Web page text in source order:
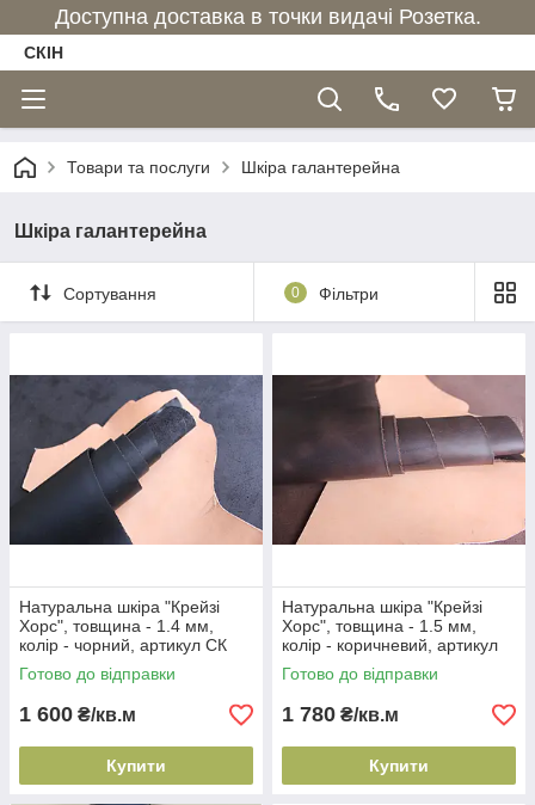
Доступна доставка в точки видачі Розетка.
СКІН
Товари та послуги Шкіра галантерейна
Шкіра галантерейна
Сортування 0 Фільтри
Натуральна шкіра "Крейзі
Хорс", товщина - 1.4 мм,
колір - чорний, артикул СК
1010
Готово до відправки
1 600 ₴/кв.м
Купити
Натуральна шкіра "Крейзі
Хорс", товщина - 1.5 мм,
колір - коричневий, артикул
СК 1169
Готово до відправки
1 780 ₴/кв.м
Купити